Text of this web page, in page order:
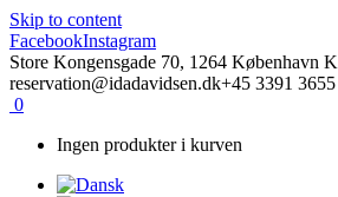
Skip to content
FacebookInstagram
Store Kongensgade 70, 1264 København K
reservation@idadavidsen.dk+45 3391 3655
0
Ingen produkter i kurven